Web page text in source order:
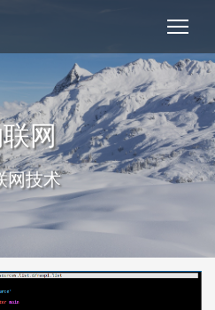
网
网技术